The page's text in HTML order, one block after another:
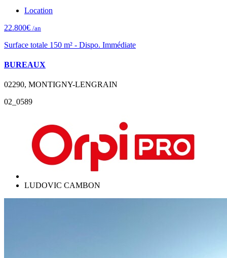
Location
22.800€ /an
Surface totale 150 m² - Dispo. Immédiate
BUREAUX
02290, MONTIGNY-LENGRAIN
02_0589
LUDOVIC CAMBON